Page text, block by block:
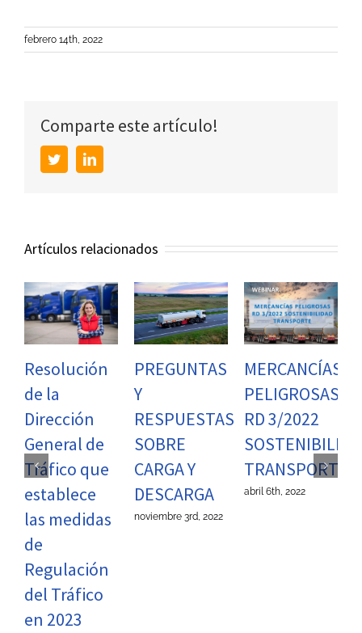
febrero 14th, 2022
Comparte este artículo!
TwitterLinkedIn
Artículos relacionados
Resolución
de la
Dirección
General de
Tráfico que
establece
las medidas
de
Regulación
del Tráfico
en 2023
PREGUNTAS
Y
RESPUESTAS
SOBRE
CARGA Y
DESCARGA
noviembre 3rd, 2022
MERCANCÍAS
PELIGROSAS
RD 3/2022
TRANSPORTE
abril 6th, 2022